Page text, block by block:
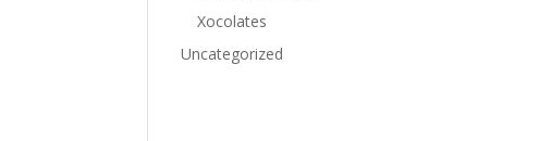
Xocolates
Uncategorized